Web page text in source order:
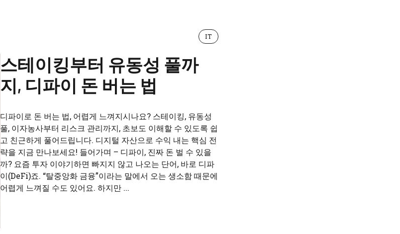
IT
스테이킹부터 유동성 풀까
지, 디파이 돈 버는 법
디파이로 돈 버는 법, 어렵게 느껴지시나요? 스테이킹, 유동성
풀, 이자농사부터 리스크 관리까지, 초보도 이해할 수 있도록 쉽
고 친근하게 풀어드립니다. 디지털 자산으로 수익 내는 핵심 전
략을 지금 만나보세요! 들어가며 – 디파이, 진짜 돈 벌 수 있을
까? 요즘 투자 이야기하면 빠지지 않고 나오는 단어, 바로 디파
이(DeFi)죠. “탈중앙화 금융”이라는 말에서 오는 생소함 때문에
어렵게 느껴질 수도 있어요. 하지만 ...